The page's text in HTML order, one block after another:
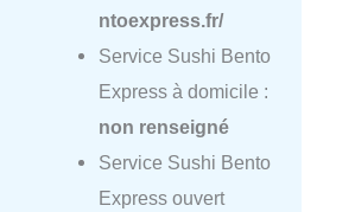
ntoexpress.fr/
Service Sushi Bento
Express à domicile :
non renseigné
Service Sushi Bento
Express ouvert